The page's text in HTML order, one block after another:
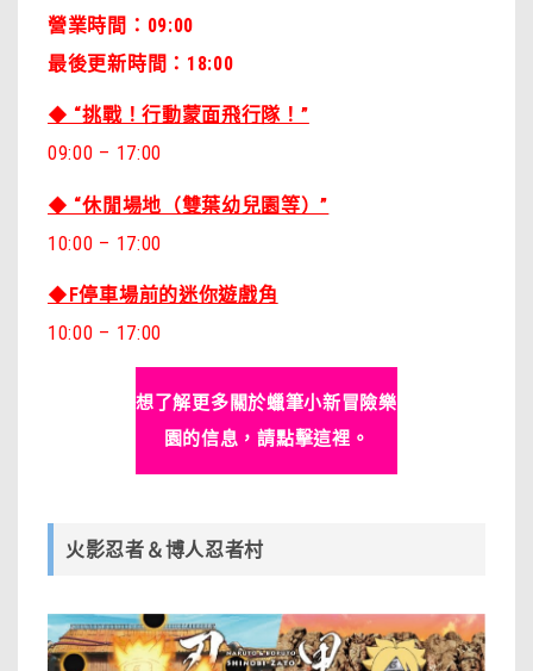
營業時間：09:00
最後更新時間：18:00
◆ “挑戰！行動蒙面飛行隊！”
09:00 – 17:00
◆ “休閒場地（雙葉幼兒園等）”
10:00 – 17:00
◆F停車場前的迷你遊戲角
10:00 – 17:00
想了解更多關於蠟筆小新冒險樂
園的信息，請點擊這裡。
火影忍者＆博人忍者村